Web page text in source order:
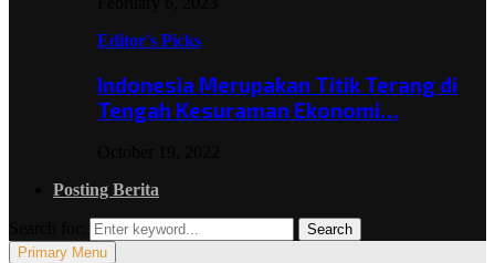
Editor's Picks
Indonesia Merupakan Titik Terang di
Tengah Kesuraman Ekonomi…
Posting Berita
Search
Primary Menu